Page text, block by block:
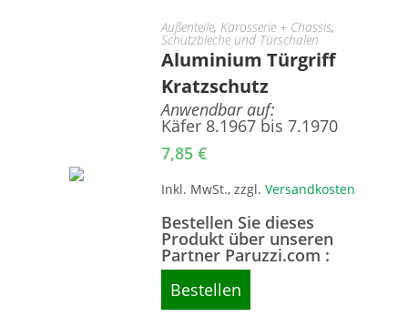
Außenteile, Karosserie + Chassis,
Schutzbleche und Türschalen
Aluminium Türgriff
Kratzschutz
Anwendbar auf:
Käfer 8.1967 bis 7.1970
7,85€
Inkl. MwSt., zzgl.Versandkosten
Bestellen Sie dieses
Produkt über unseren
Partner Paruzzi.com :
Bestellen